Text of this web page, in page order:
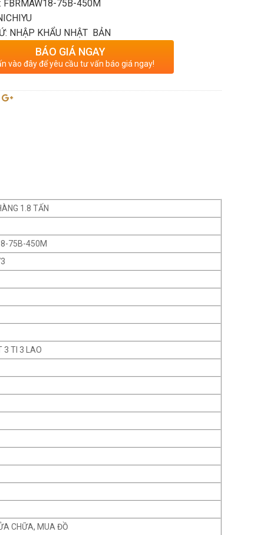
FBRMAW18-75B-450M
NHẬP KHẨU NHẬT BẢN
BÁO GIÁ NGAY
vào đây để yêu cầu tư vấn báo giá ngay!
1.8 TẤN
75B-450M
3 TI 3 LAO
CHỮA, MUA ĐỒ